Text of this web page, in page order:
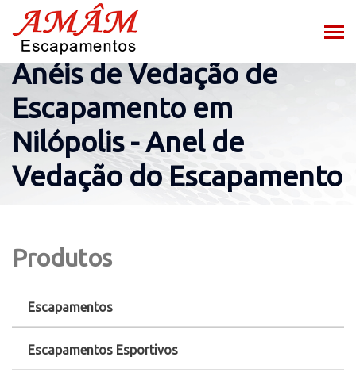
Anéis de Vedação de
Escapamento em
Nilópolis - Anel de
Vedação do Escapamento
Produtos
Escapamentos
Escapamentos Esportivos